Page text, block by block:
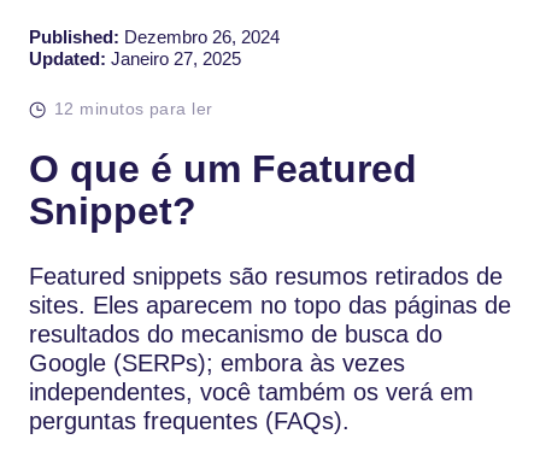
Published: Dezembro 26, 2024
Updated: Janeiro 27, 2025
12 minutos para ler
O que é um Featured
Snippet?
Featured snippets são resumos retirados de
sites. Eles aparecem no topo das páginas de
resultados do mecanismo de busca do
Google (SERPs); embora às vezes
independentes, você também os verá em
perguntas frequentes (FAQs).